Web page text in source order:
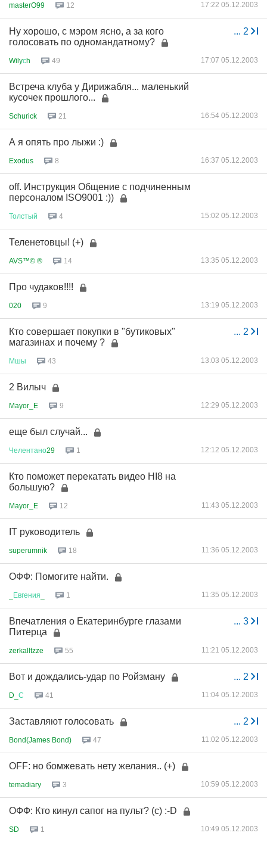
masterO99 12 17:22 05.12.2003
... 2
Ну хорошо, с мэром ясно, а за кого
голосовать по одномандатному?
Wilyсh 49 17:07 05.12.2003
Встреча клуба у Дирижабля... маленький
кусочек прошлого...
Schurick 21 16:54 05.12.2003
А я опять про лыжи :)
Exodus 8 16:37 05.12.2003
off. Инструкция Общение с подчиненным
персоналом ISO9001 :))
Толстый 4 15:02 05.12.2003
Теленетовцы! (+)
AVS™© ® 14 13:35 05.12.2003
Про чудаков!!!!
020 9 13:19 05.12.2003
... 2
Кто совершает покупки в "бутиковых"
магазинах и почему ?
Мшы 43 13:03 05.12.2003
2 Вилыч
Mayor_E 9 12:29 05.12.2003
еще был случай...
Челентано29 1 12:12 05.12.2003
Кто поможет перекатать видео HI8 на
большую?
Mayor_E 12 11:43 05.12.2003
IT руководитель
superumnik 18 11:36 05.12.2003
ОФФ: Помогите найти.
Евгения 1 11:35 05.12.2003
... 3
Впечатления о Екатеринбурге глазами
Питерца
zerkalltzze 55 11:21 05.12.2003
... 2
Вот и дождались-удар по Ройзману
D_ С 41 11:04 05.12.2003
... 2
Заставляют голосовать
Bond(James Bond) 47 11:02 05.12.2003
OFF: но бомжевать нету желания.. (+)
temadiary 3 10:59 05.12.2003
ОФФ: Кто кинул сапог на пульт? (с) :-D
SD 1 10:49 05.12.2003